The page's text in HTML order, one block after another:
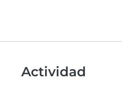
Actividad